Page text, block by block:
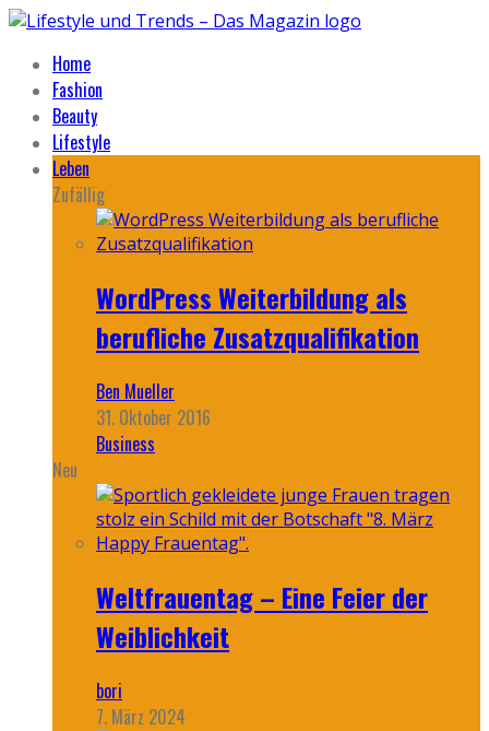
Home
Fashion
Beauty
Lifestyle
Leben
Zufällig
WordPress Weiterbildung als
berufliche Zusatzqualifikation
Ben Mueller
31. Oktober 2016
Business
Neu
Weltfrauentag – Eine Feier der
Weiblichkeit
bori
7. März 2024